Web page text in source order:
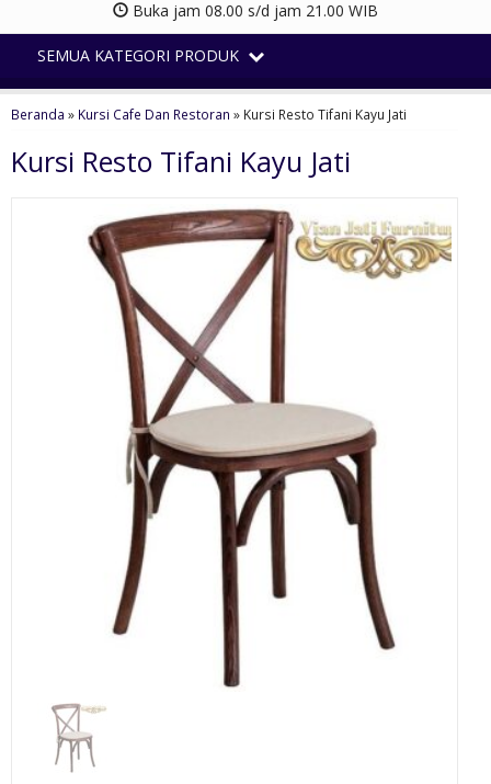
Buka jam 08.00 s/d jam 21.00 WIB
SEMUA KATEGORI PRODUK
Beranda » Kursi Cafe Dan Restoran » Kursi Resto Tifani Kayu Jati
Kursi Resto Tifani Kayu Jati